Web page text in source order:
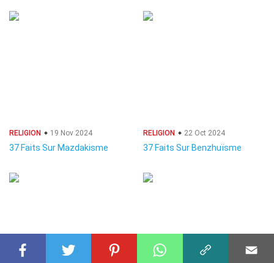
RELIGION 19 Nov 2024
37 Faits Sur Mazdakisme
RELIGION 22 Oct 2024
37 Faits Sur Benzhuïsme